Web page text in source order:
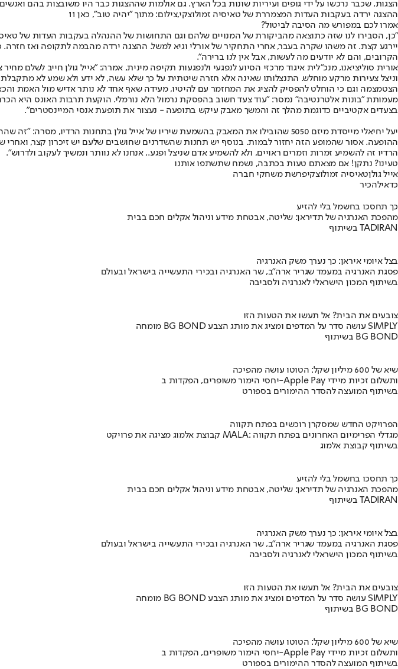
הצגות, שכבר נרכשו על ידי גופים ועיריות שונות בכל הארץ. גם אולמות שההצגות כבר היו משובצות בהם
ההצגה ירדה בעקבות העדות המצמררת של טאיסיה זמולוצקי,צילום: מתוך "יהיה טוב", כאן 11
אמרו לכם במפורש מה הסיבה לביטול?
"כן, הסבירו לנו שזה כתוצאה מהביקורת של המנויים שלהם וגם התחושות של ההנהלה בעקבות העדות של
יירגע קצת. זה משהו שקרה בעבר, אחרי התחקיר של אורלי וגיא למשל. ההצגה ירדה מהבמה לתקופה ואז
הקרובים, והם לא יודעים מה לעשות, אבל אין לנו ברירה".
אורית סוליציאנו, מנכ"לית איגוד מרכזי הסיוע לנפגעי ולנפגעות תקיפה מינית, אמרה: "אייל גולן חייב לשלם
הצטמצמה וגם כי הוחלט להפסיק להציג את המחזמר עם להיטיו, מעידה שאף אחד לא נותר אדיש מול האמת
מעמותת "בונות אלטרנטיבה" נמסר: "עוד צעד חשוב בהפסקת נרמול הלא נורמלי. הוקעת תרבות האונס היא
בצעדים אקטיביים כדוגמת מהלך זה והמשך מאבק עיקש בתופעה - נעצור את תופעת אנסי המיינסטרים".
יעל יחיאלי מייסדת מיזם 5050 שהובילו את המאבק בהשמעת שיריו של אייל גולן בתחנות
ההופעה. אסור שהמופע הזה יחזור לבמות. בנוסף יש תחנות שהשדרנים שחושבים שלעם יש זיכרון קצר,
הרדיו זה להשמיע זמרות וזמרים ראויים, ולא להשמיע אדם שניצל ופגע., אנחנו לא נוותר ונמשיך לעקוב ולדרוש".
טעינו? נתקן! אם מצאתם טעות בכתבה, נשמח שתשתפו אותנו
אייל גולןטאיסיה זמולוצקיפרשת משחקי חברה
כדאילהכיר
כך תחסכו בחשמל בלי להזיע
מהפכת האנרגיה של תדיראן: שליטה, אבטחת מידע וניהול אקלים חכם בבית
בשיתוף TADIRAN
בצל איומי איראן: כך נערך משק האנרגיה
פסגת האנרגיה במעמד שגריר ארה"ב, שר האנרגיה ובכירי התעשייה בישראל ובעולם
בשיתוף המכון הישראלי לאנרגיה ולסביבה
צובעים את הבית? אל תעשו את הטעות הזו
מומחה BG BOND עושה סדר על המדפים ומציג את מותג הצבע SIMPLY
בשיתוף BG BOND
שיא של 600 מיליון שקל: הטוטו עושה מהפיכה
יחסי הימור משופרים, הפקדות ב-Apple Pay ותשלום זכיות מיידי
בשיתוף המועצה להסדר ההימורים בספורט
הפרויקט החדש שמסקרן רוכשים בפתח תקווה
קבוצת אלמוג מציגה את פרויקט MALA: מגדלי הפרימיום האחרונים בפתח תקווה
בשיתוף קבוצת אלמוג
כך תחסכו בחשמל בלי להזיע
מהפכת האנרגיה של תדיראן: שליטה, אבטחת מידע וניהול אקלים חכם בבית
בשיתוף TADIRAN
בצל איומי איראן: כך נערך משק האנרגיה
פסגת האנרגיה במעמד שגריר ארה"ב, שר האנרגיה ובכירי התעשייה בישראל ובעולם
בשיתוף המכון הישראלי לאנרגיה ולסביבה
צובעים את הבית? אל תעשו את הטעות הזו
מומחה BG BOND עושה סדר על המדפים ומציג את מותג הצבע SIMPLY
בשיתוף BG BOND
שיא של 600 מיליון שקל: הטוטו עושה מהפיכה
יחסי הימור משופרים, הפקדות ב-Apple Pay ותשלום זכיות מיידי
בשיתוף המועצה להסדר ההימורים בספורט